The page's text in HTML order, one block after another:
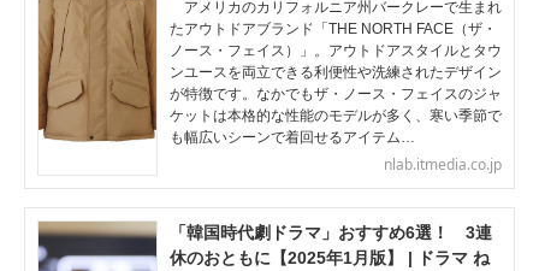
アメリカのカリフォルニア州バークレーで生まれ
たアウトドアブランド「THE NORTH FACE（ザ・
ノース・フェイス）」。アウトドアスタイルとタウ
ンユースを両立できる利便性や洗練されたデザイン
が特徴です。なかでもザ・ノース・フェイスのジャ
ケットは本格的な性能のモデルが多く、寒い季節で
も幅広いシーンで着回せるアイテム…
nlab.itmedia.co.jp
「韓国時代劇ドラマ」おすすめ6選！ 3連
休のおともに【2025年1月版】 | ドラマ ね